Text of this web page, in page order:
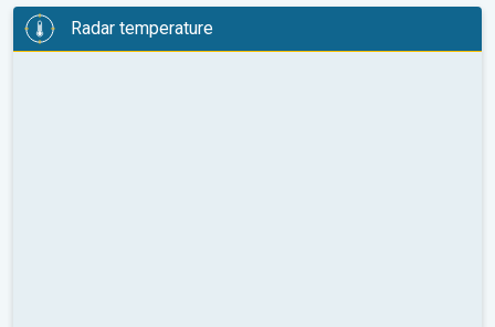
Radar temperature